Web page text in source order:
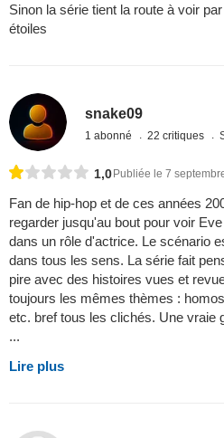
Sinon la série tient la route à voir
étoiles
snake09
1 abonné 22 critiques
1,0 Publiée le 7
Fan de hip-hop et de ces années
regarder jusqu'au bout pour voir
dans un rôle d'actrice. Le scénario
dans tous les sens. La série fait
pire avec des histoires vues et
toujours les mêmes thèmes :
etc. bref tous les clichés. Une vraie
...
Lire plus